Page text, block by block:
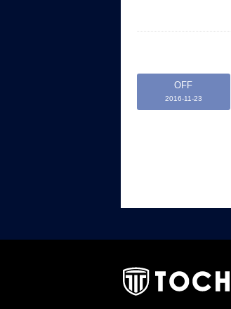
OFF
2016-11-23